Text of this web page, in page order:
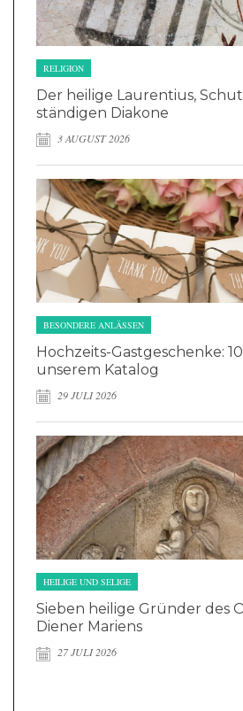
RELIGION
Der heilige Laurentius,
ständigen Diakone
3 AUGUST 2026
BESONDERE ANLÄSSEN
Hochzeits-Gastgeschenke:
unserem Katalog
29 JULI 2026
HEILIGE UND SELIGE
Sieben heilige Gründer des
Diener Mariens
27 JULI 2026